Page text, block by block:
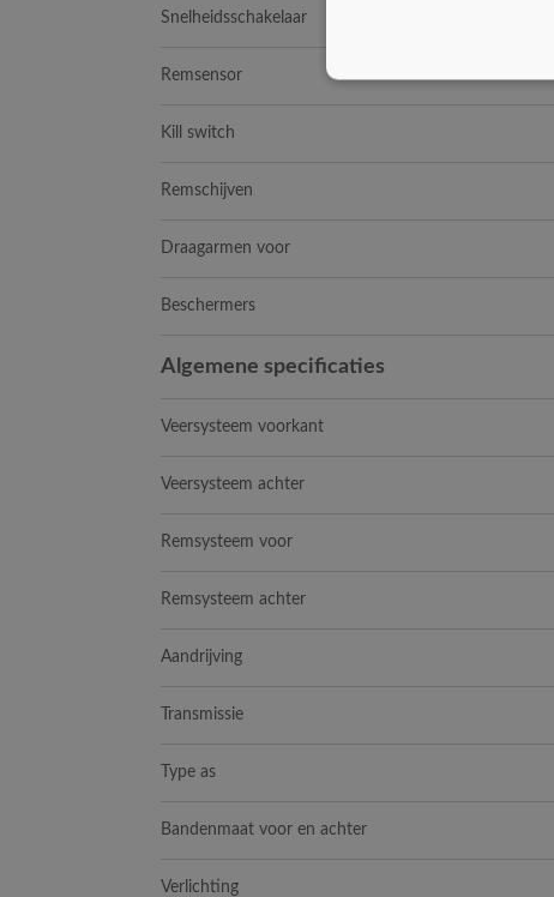
Snelheidsschakelaar
Remsensor
Kill switch
Remschijven
Draagarmen voor
Beschermers
Algemene specificaties
Veersysteem voorkant
Veersysteem achter
Remsysteem voor
Remsysteem achter
Aandrijving
Transmissie
Type as
Bandenmaat voor en achter
Verlichting